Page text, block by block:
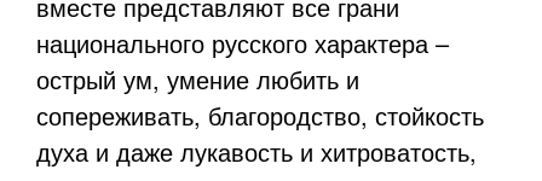
национального русского характера –
острый ум, умение любить и
сопереживать, благородство, стойкость
духа и даже лукавость и хитроватость,